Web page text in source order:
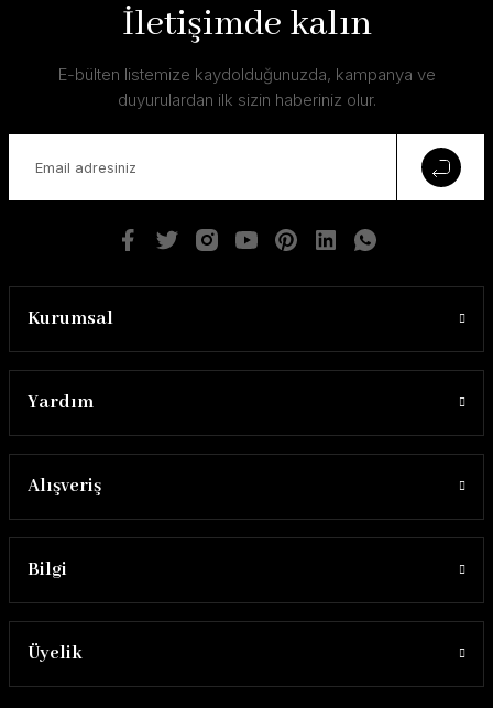
İletişimde kalın
E-bülten listemize kaydolduğunuzda, kampanya ve
duyurulardan ilk sizin haberiniz olur.
Kurumsal
Yardım
Alışveriş
Bilgi
Üyelik